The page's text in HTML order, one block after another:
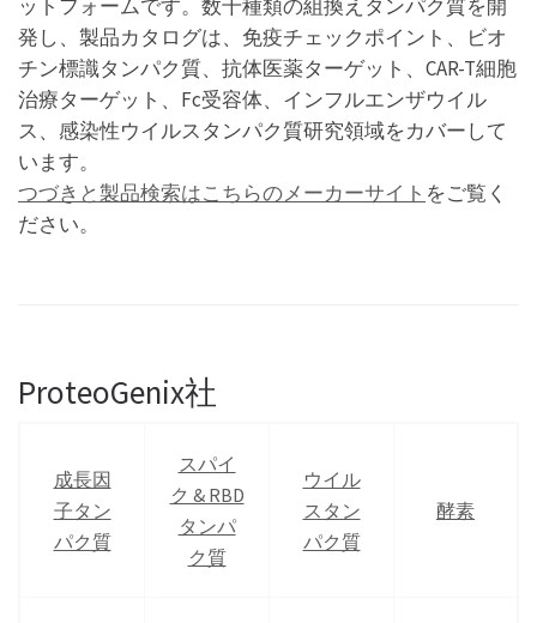
ットフォームです。数千種類の組換えタンパク質を開
発し、製品カタログは、免疫チェックポイント、ビオ
チン標識タンパク質、抗体医薬ターゲット、CAR-T細胞
治療ターゲット、Fc受容体、インフルエンザウイル
ス、感染性ウイルスタンパク質研究領域をカバーして
います。
つづきと製品検索はこちらのメーカーサイト をご覧く
ださい。
ProteoGenix社
成長因
子タン
パク質
スパイ
ク & RBD
タンパ
ク質
ウイル
スタン
パク質
酵素